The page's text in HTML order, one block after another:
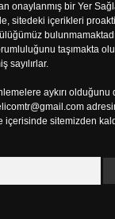
onaylanmış bir Yer
sitedeki içerikleri
taşımakta
sayılırlar.
aykırı
sitemizden